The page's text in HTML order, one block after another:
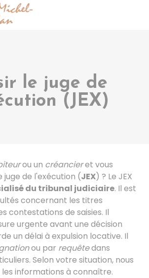
le juge de
(JEX)
ou un créancieret vous
juge de l'exécution (JEX) ? Le JEX
du tribunal judiciaire. Il est
concernant les titres
contestations de saisies. Il
urgente avant une décision
un délai à expulsion locative. Il
ou par requêtedans
Selon votre situation, nous
informations à connaître.